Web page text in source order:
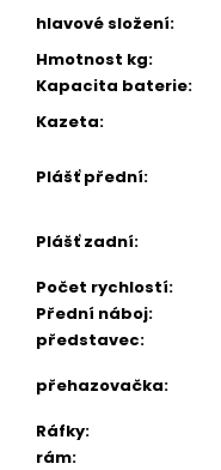
hlavové složení:
Hmotnost kg:
Kapacita baterie:
Kazeta:
Plášť přední:
Plášť zadní:
Počet rychlostí:
Přední náboj:
představec:
přehazovačka:
Ráfky:
rám: